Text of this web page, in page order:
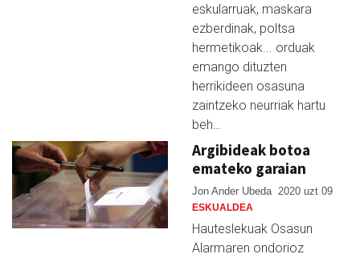
eskularruak, maskara
ezberdinak, poltsa
hermetikoak... orduak
emango dituzten
herrikideen osasuna
zaintzeko neurriak hartu
beh…
Argibideak botoa
emateko garaian
Jon Ander Ubeda 2020 uzt 09
ESKUALDEA
Hauteslekuak Osasun
Alarmaren ondorioz